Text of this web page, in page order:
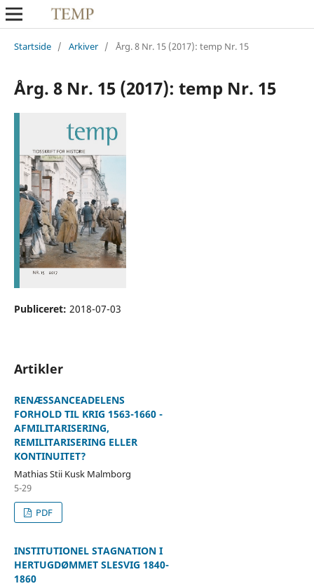
Startside / Arkiver / Årg. 8 Nr. 15 (2017): temp Nr. 15
Årg. 8 Nr. 15 (2017): temp Nr. 15
Publiceret: 2018-07-03
Artikler
RENÆSSANCEADELENS
FORHOLD TIL KRIG 1563-1660 -
AFMILITARISERING,
REMILITARISERING ELLER
KONTINUITET?
Mathias Stii Kusk Malmborg
5-29
PDF
INSTITUTIONEL STAGNATION I
HERTUGDØMMET SLESVIG 1840-
1860